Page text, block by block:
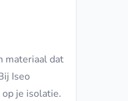
materiaal dat
Iseo
je isolatie.